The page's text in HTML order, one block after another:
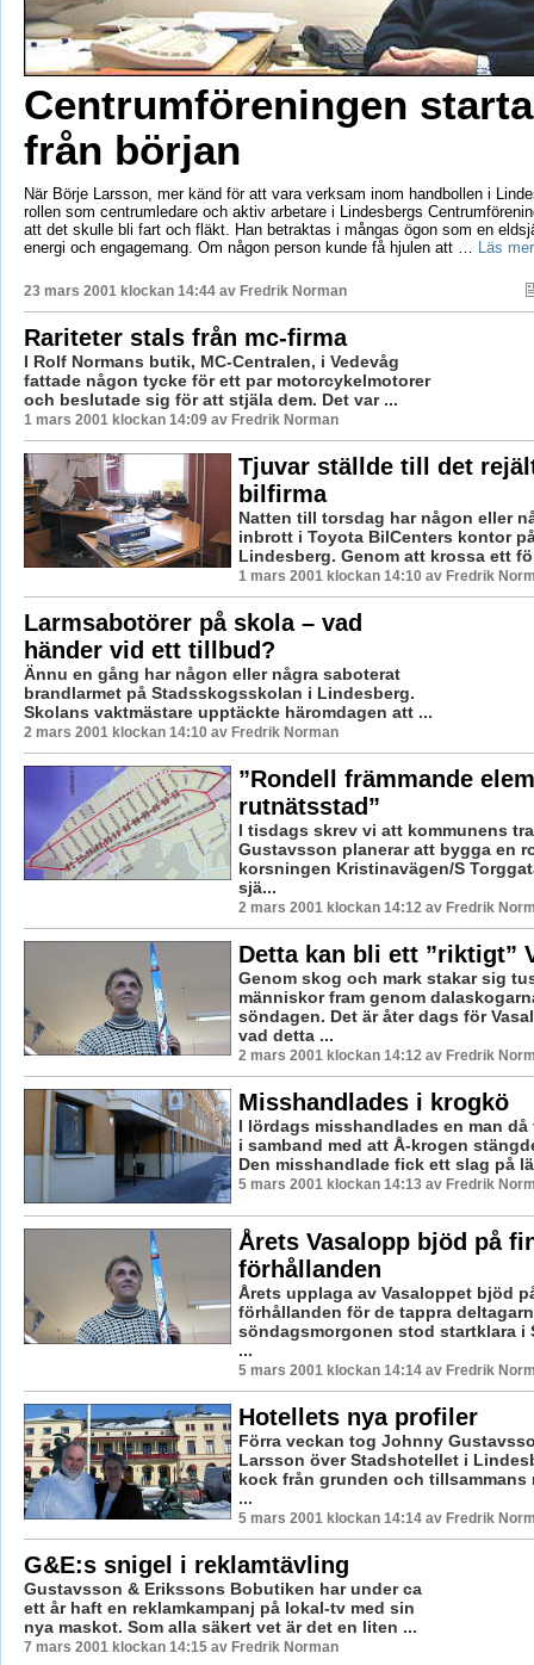
Centrumföreningen
från början
När Börje Larsson, mer känd för att vara verksam inom handbollen i
rollen som centrumledare och aktiv arbetare i Lindesbergs
att det skulle bli fart och fläkt. Han betraktas i mångas ögon som en
energi och engagemang. Om någon person kunde få hjulen att … Läs
23 mars 2001 klockan 14:44 av Fredrik Norman
Rariteter stals från mc-firma
I Rolf Normans butik, MC-Centralen, i Vedevåg
fattade någon tycke för ett par motorcykelmotorer
och beslutade sig för att stjäla dem. Det var ...
1 mars 2001 klockan 14:09 av Fredrik Norman
Tjuvar ställde till det
bilfirma
Natten till torsdag har någon eller
inbrott i Toyota BilCenters kontor
Lindesberg. Genom att krossa ett
1 mars 2001 klockan 14:10 av Fredrik
Larmsabotörer på skola – vad
händer vid ett tillbud?
Ännu en gång har någon eller några saboterat
brandlarmet på Stadsskogsskolan i Lindesberg.
Skolans vaktmästare upptäckte häromdagen att ...
2 mars 2001 klockan 14:10 av Fredrik Norman
”Rondell främmande
rutnätsstad”
I tisdags skrev vi att kommunens
Gustavsson planerar att bygga en
korsningen Kristinavägen/S
sjä...
2 mars 2001 klockan 14:12 av Fredrik
Detta kan bli ett ”riktigt”
Genom skog och mark stakar sig
människor fram genom
söndagen. Det är åter dags för
vad detta ...
2 mars 2001 klockan 14:12 av Fredrik
Misshandlades i krogkö
I lördags misshandlades en man
i samband med att Å-krogen
Den misshandlade fick ett slag på
5 mars 2001 klockan 14:13 av Fredrik
Årets Vasalopp bjöd på
förhållanden
Årets upplaga av Vasaloppet bjöd
förhållanden för de tappra
söndagsmorgonen stod startklara i
...
5 mars 2001 klockan 14:14 av Fredrik
Hotellets nya profiler
Förra veckan tog Johnny
Larsson över Stadshotellet i
kock från grunden och tillsammans
...
5 mars 2001 klockan 14:14 av Fredrik
G&E:s snigel i reklamtävling
Gustavsson & Erikssons Bobutiken har under ca
ett år haft en reklamkampanj på lokal-tv med sin
nya maskot. Som alla säkert vet är det en liten ...
7 mars 2001 klockan 14:15 av Fredrik Norman